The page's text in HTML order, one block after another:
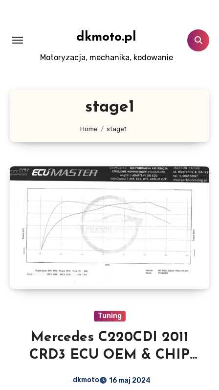
dkmoto.pl
Motoryzacja, mechanika, kodowanie
stage1
Home stage1
Tuning
Mercedes C220CDI 2011
CRD3 ECU OEM & CHIP
dkmoto 16 maj 2024